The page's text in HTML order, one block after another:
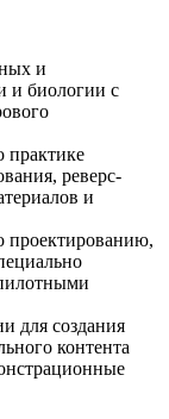
и
и биологии с
практике
реверс-
и
проектированию,
для создания
контента